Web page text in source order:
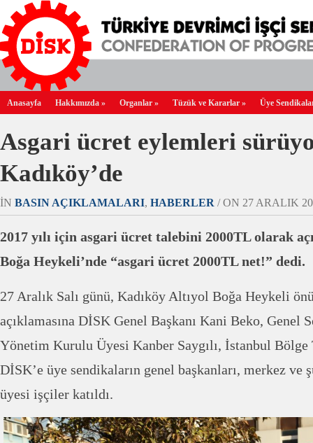
Anasayfa Hakkımızda » Organlar » Tüzük ve Kararlar » Üye
Asgari ücret eylemleri
Kadıköy’de
IN BASIN AÇIKLAMALARI, HABERLER / ON 27 ARALIK
2017 yılı için asgari ücret talebini 2000TL olarak
Boğa Heykeli’nde “asgari ücret 2000TL net!” dedi.
27 Aralık Salı günü, Kadıköy Altıyol Boğa Heykeli
açıklamasına DİSK Genel Başkanı Kani Beko, Genel
Yönetim Kurulu Üyesi Kanber Saygılı, İstanbul
DİSK’e üye sendikaların genel başkanları, merkez
üyesi işçiler katıldı.